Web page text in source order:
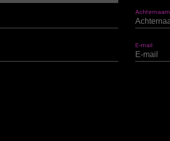
Achternaam
E-mail